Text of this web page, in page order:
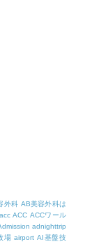
外科 AB美容外科は
acc ACC ACCワール
adnighttrip
場 airport AI基盤技